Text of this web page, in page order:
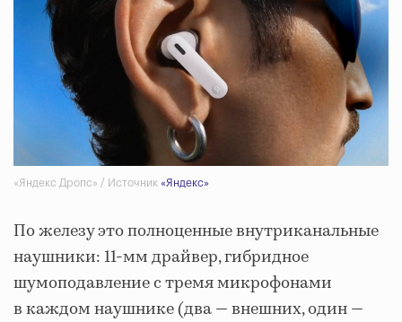
«Яндекс Дропс» / Источник «Яндекс»
По железу это полноценные внутриканальные
наушники: 11-мм драйвер, гибридное
шумоподавление с тремя микрофонами
в каждом наушнике (два — внешних, один —